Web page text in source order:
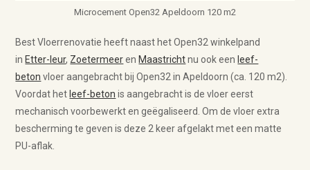
Microcement Open32 Apeldoorn 120 m2
Best Vloerrenovatie heeft naast het Open32 winkelpand
in Etter-leur, Zoetermeeren Maastrichtnu ook een leef-
beton vloer aangebracht bij Open32 in Apeldoorn (ca. 120 m2).
Voordat het leef-beton is aangebracht is de vloer eerst
mechanisch voorbewerkt en geëgaliseerd. Om de vloer extra
bescherming te geven is deze 2 keer afgelakt met een matte
PU-aflak.